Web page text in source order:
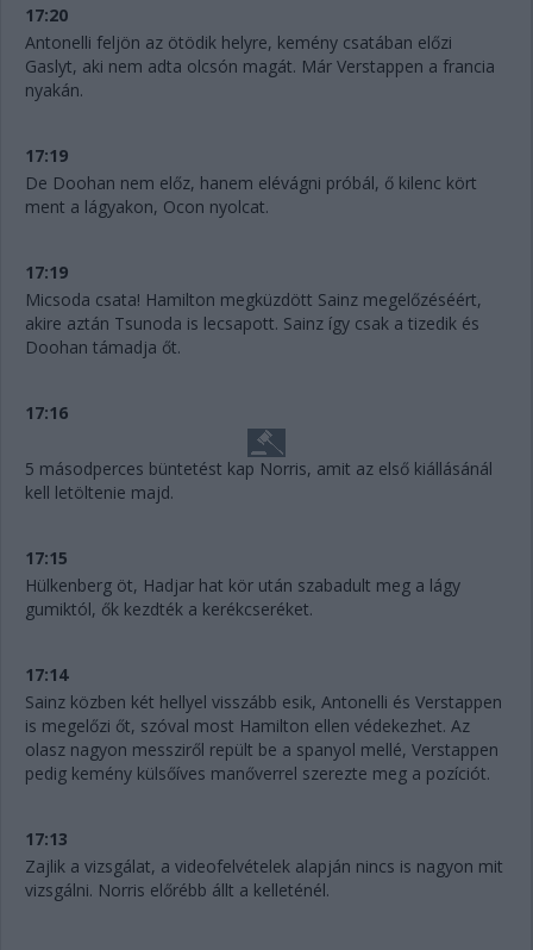
17:20
Antonelli feljön az ötödik helyre, kemény csatában előzi
Gaslyt, aki nem adta olcsón magát. Már Verstappen a francia
nyakán.
17:19
De Doohan nem előz, hanem elévágni próbál, ő kilenc kört
ment a lágyakon, Ocon nyolcat.
17:19
Micsoda csata! Hamilton megküzdött Sainz megelőzéséért,
akire aztán Tsunoda is lecsapott. Sainz így csak a tizedik és
Doohan támadja őt.
17:16
5 másodperces büntetést kap Norris, amit az első kiállásánál
kell letöltenie majd.
17:15
Hülkenberg öt, Hadjar hat kör után szabadult meg a lágy
gumiktól, ők kezdték a kerékcseréket.
17:14
Sainz közben két hellyel visszább esik, Antonelli és Verstappen
is megelőzi őt, szóval most Hamilton ellen védekezhet. Az
olasz nagyon messziről repült be a spanyol mellé, Verstappen
pedig kemény külsőíves manőverrel szerezte meg a pozíciót.
17:13
Zajlik a vizsgálat, a videofelvételek alapján nincs is nagyon mit
vizsgálni. Norris előrébb állt a kelleténél.